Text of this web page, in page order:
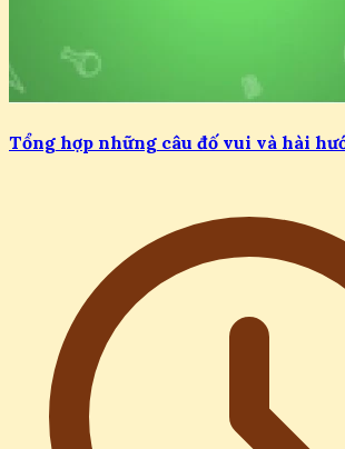
Tổng hợp những câu đố vui và hài